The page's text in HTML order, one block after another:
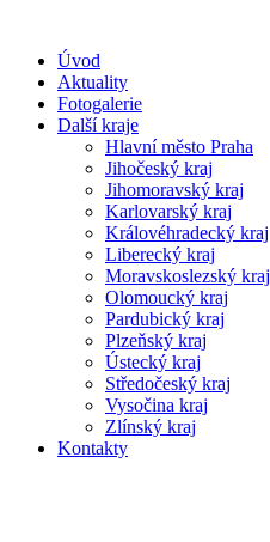
Úvod
Aktuality
Fotogalerie
Další kraje
Hlavní město Praha
Jihočeský kraj
Jihomoravský kraj
Karlovarský kraj
Královéhradecký kraj
Liberecký kraj
Moravskoslezský kraj
Olomoucký kraj
Pardubický kraj
Plzeňský kraj
Ústecký kraj
Středočeský kraj
Vysočina kraj
Zlínský kraj
Kontakty